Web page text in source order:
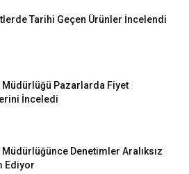
Tarihi Geçen Ürünler İncelendi
Müdürlüğü Pazarlarda Fiyet
İnceledi
Müdürlüğünce Denetimler Aralıksız
Ediyor